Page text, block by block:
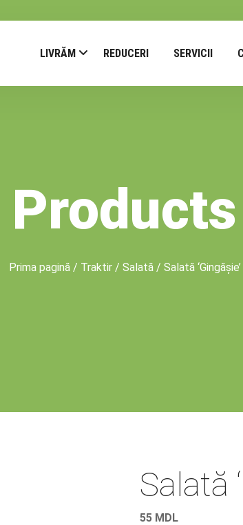
LIVRĂM REDUCERI SERVICII
Products
Prima pagină/ Traktir/ Salată/ Salată ‘Gingășie’
Salată
55 MDL